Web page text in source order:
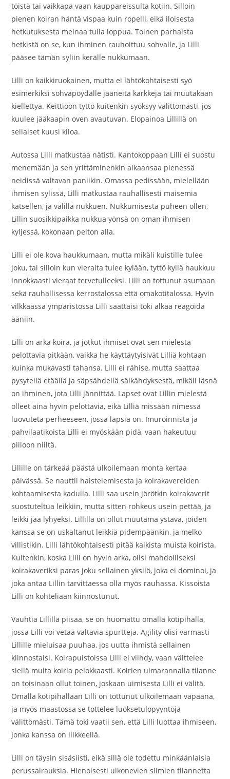
töistä tai vaikkapa vaan kauppareissulta kotiin. Silloin
pienen koiran häntä vispaa kuin ropelli, eikä iloisesta
hetkutuksesta meinaa tulla loppua. Toinen parhaista
hetkistä on se, kun ihminen rauhoittuu sohvalle, ja Lilli
pääsee tämän syliin kerälle nukkumaan.
Lilli on kaikkiruokainen, mutta ei lähtökohtaisesti syö
esimerkiksi sohvapöydälle jääneitä karkkeja tai muutakaan
kiellettyä. Keittiöön tyttö kuitenkin syöksyy välittömästi, jos
kuulee jääkaapin oven avautuvan. Elopainoa Lillillä on
sellaiset kuusi kiloa.
Autossa Lilli matkustaa nätisti. Kantokoppaan Lilli ei suostu
menemään ja sen yrittäminenkin aikaansaa pienessä
neidissä valtavan paniikin. Omassa pedissään, mielellään
ihmisen sylissä, Lilli matkustaa rauhallisesti maisemia
katsellen, ja välillä nukkuen. Nukkumisesta puheen ollen,
Lillin suosikkipaikka nukkua yönsä on oman ihmisen
kyljessä, kokonaan peiton alla.
Lilli ei ole kova haukkumaan, mutta mikäli kuistille tulee
joku, tai silloin kun vieraita tulee kylään, tyttö kyllä haukkuu
innokkaasti vieraat tervetulleeksi. Lilli on tottunut asumaan
sekä rauhallisessa kerrostalossa että omakotitalossa. Hyvin
vilkkaassa ympäristössä Lilli saattaisi toki alkaa reagoida
ääniin.
Lilli on arka koira, ja jotkut ihmiset ovat sen mielestä
pelottavia pitkään, vaikka he käyttäytyisivät Lilliä kohtaan
kuinka mukavasti tahansa. Lilli ei rähise, mutta saattaa
pysytellä etäällä ja säpsähdellä säikähdyksestä, mikäli läsnä
on ihminen, jota Lilli jännittää. Lapset ovat Lillin mielestä
olleet aina hyvin pelottavia, eikä Lilliä missään nimessä
luovuteta perheeseen, jossa lapsia on. Imuroinnista ja
pahvilaatikoista Lilli ei myöskään pidä, vaan hakeutuu
piiloon niiltä.
Lillille on tärkeää päästä ulkoilemaan monta kertaa
päivässä. Se nauttii haistelemisesta ja koirakavereiden
kohtaamisesta kadulla. Lilli saa usein jörötkin koirakaverit
suostuteltua leikkiin, mutta sitten rohkeus usein pettää, ja
leikki jää lyhyeksi. Lillillä on ollut muutama ystävä, joiden
kanssa se on uskaltanut leikkiä pidempäänkin, ja melko
villistikin. Lilli lähtökohtaisesti pitää kaikista muista koirista.
Kuitenkin, koska Lilli on hyvin arka, olisi mahdolliseksi
koirakaveriksi paras joku sellainen yksilö, joka ei dominoi, ja
joka antaa Lillin tarvittaessa olla myös rauhassa. Kissoista
Lilli on kohteliaan kiinnostunut.
Vauhtia Lillillä piisaa, se on huomattu omalla kotipihalla,
jossa Lilli voi vetää valtavia spurtteja. Agility olisi varmasti
Lillille mieluisaa puuhaa, jos uutta ihmistä sellainen
kiinnostaisi. Koirapuistoissa Lilli ei viihdy, vaan välttelee
siellä muita koiria pelokkaasti. Koirien uimarannalla tilanne
on toisinaan ollut toinen, joskaan uimisesta Lilli ei välitä.
Omalla kotipihallaan Lilli on tottunut ulkoilemaan vapaana,
ja myös maastossa se tottelee luoksetulopyyntöjä
välittömästi. Tämä toki vaatii sen, että Lilli luottaa ihmiseen,
jonka kanssa on liikkeellä.
Lilli on täysin sisäsiisti, eikä sillä ole todettu minkäänlaisia
perussairauksia. Hienoisesti ulkonevien silmien tilannetta